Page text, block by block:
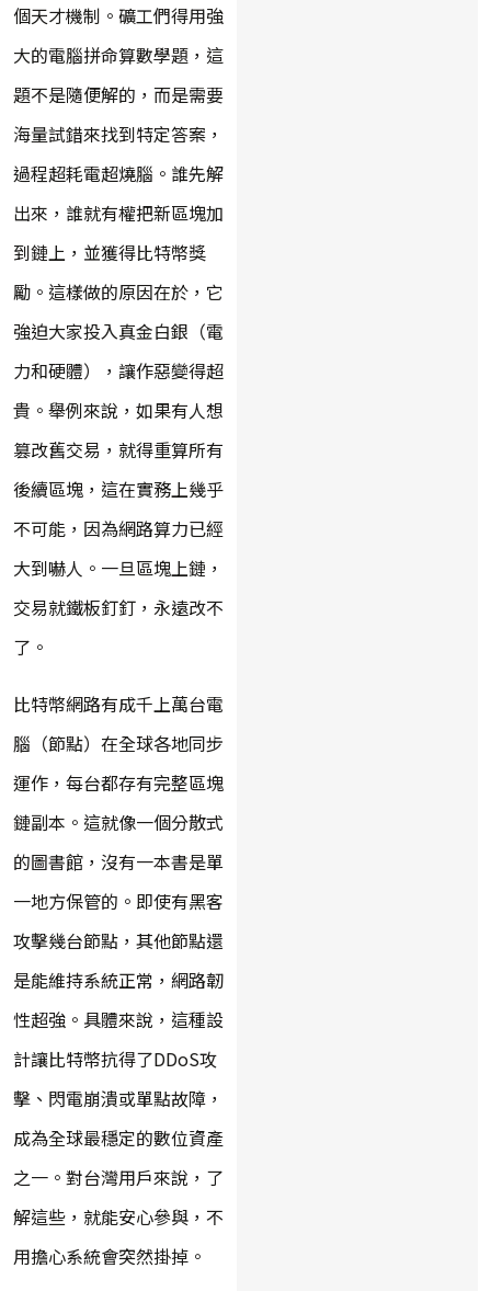
個天才機制。礦工們得用強
大的電腦拼命算數學題，這
題不是隨便解的，而是需要
海量試錯來找到特定答案，
過程超耗電超燒腦。誰先解
出來，誰就有權把新區塊加
到鏈上，並獲得比特幣獎
勵。這樣做的原因在於，它
強迫大家投入真金白銀（電
力和硬體），讓作惡變得超
貴。舉例來說，如果有人想
篡改舊交易，就得重算所有
後續區塊，這在實務上幾乎
不可能，因為網路算力已經
大到嚇人。一旦區塊上鏈，
交易就鐵板釘釘，永遠改不
了。
比特幣網路有成千上萬台電
腦（節點）在全球各地同步
運作，每台都存有完整區塊
鏈副本。這就像一個分散式
的圖書館，沒有一本書是單
一地方保管的。即使有黑客
攻擊幾台節點，其他節點還
是能維持系統正常，網路韌
性超強。具體來說，這種設
計讓比特幣抗得了DDoS攻
擊、閃電崩潰或單點故障，
成為全球最穩定的數位資產
之一。對台灣用戶來說，了
解這些，就能安心參與，不
用擔心系統會突然掛掉。